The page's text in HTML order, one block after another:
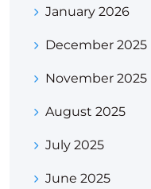
January 2026
December 2025
November 2025
August 2025
July 2025
June 2025